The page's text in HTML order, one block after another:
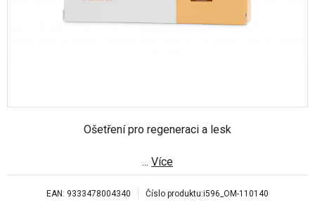
Ošetření pro regeneraci a lesk
... Více
EAN: 9333478004340 Číslo produktu:i596_OM-110140